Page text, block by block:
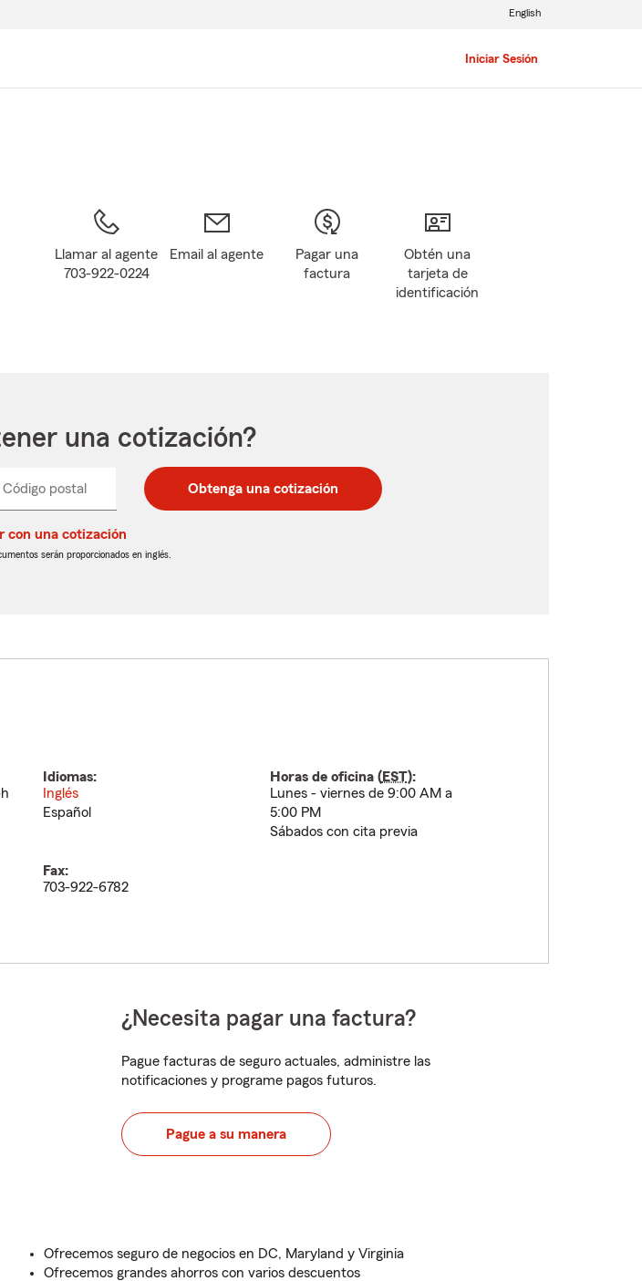
Iniciar Sesión
English
Llamar al agente
703-922-0224
Email al agente
Pagar una
factura
Obtén una
tarjeta de
identificación
una cotización?
Código postal
postal
de
postal
de
_____ Obtenga una cotización
con una cotización
serán proporcionados en inglés.
Idiomas:
Inglés
Español
Horas de oficina (EST):
Lunes - viernes de 9:00 AM a
5:00 PM
Sábados con cita previa
Fax:
703-922-6782
¿Necesita pagar una factura?
Pague facturas de seguro actuales, administre las
notificaciones y programe pagos futuros.
Pague a su manera
Ofrecemos seguro de negocios en DC, Maryland y Virginia
Ofrecemos grandes ahorros con varios descuentos